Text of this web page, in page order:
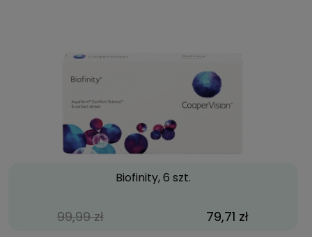
Biofinity, 6 szt.
99,99 zł 79,71 zł